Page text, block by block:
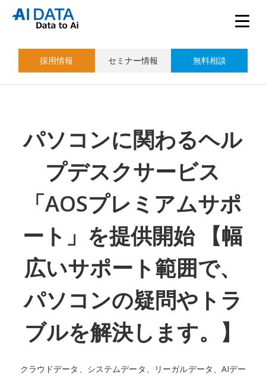
採用情報 セミナー情報 無料相談
パソコンに関わるヘル
プデスクサービス
「AOSプレミアムサポ
ート」を提供開始 【幅
広いサポート範囲で、
パソコンの疑問やトラ
ブルを解決します。】
クラウドデータ、システムデータ、リーガルデータ、AIデー